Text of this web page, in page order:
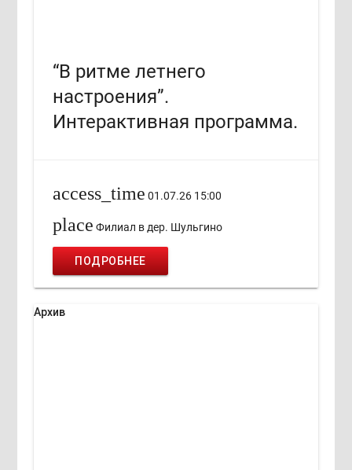
“В ритме летнего
настроения”.
Интерактивная программа.
access_time 01.07.26 15:00
place Филиал в дер. Шульгино
ПОДРОБНЕЕ
Архив